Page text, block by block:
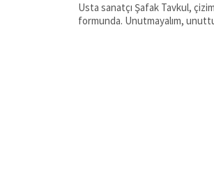
Usta sanatçı Şafak Tavkul,
formunda. Unutmayalım,